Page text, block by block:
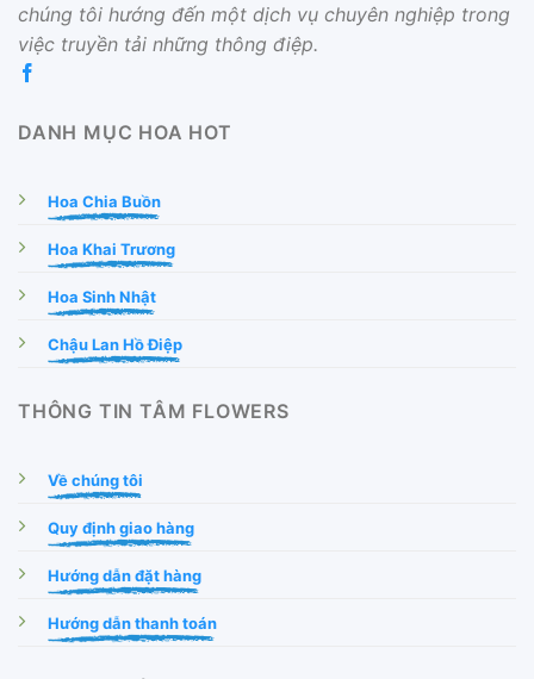
chúng tôi hướng đến một dịch vụ chuyên nghiệp trong
việc truyền tải những thông điệp.
DANH MỤC HOA HOT
Hoa Chia Buồn
Hoa Khai Trương
Hoa Sinh Nhật
Chậu Lan Hồ Điệp
THÔNG TIN TÂM FLOWERS
Về chúng tôi
Quy định giao hàng
Hướng dẫn đặt hàng
Hướng dẫn thanh toán